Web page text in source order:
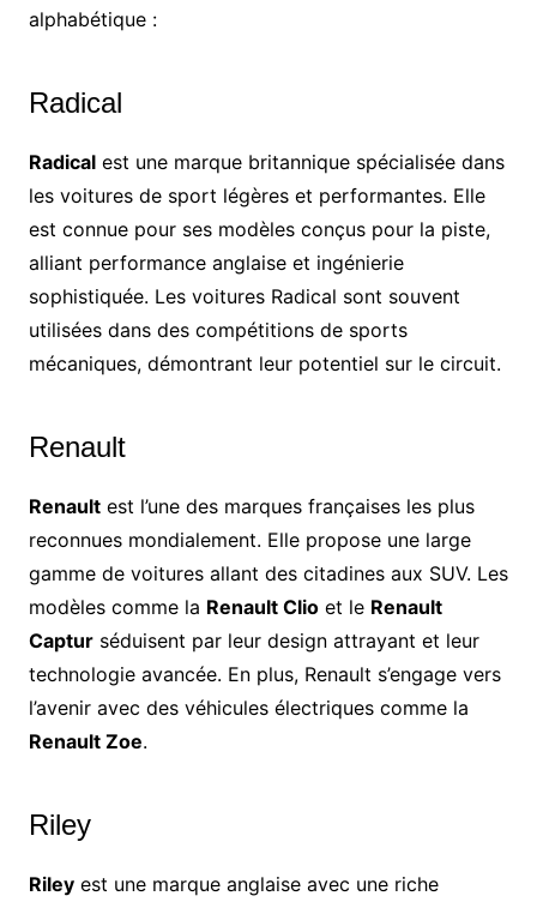
alphabétique :
Radical
Radicalest une marque britannique spécialisée dans
les voitures de sport légères et performantes. Elle
est connue pour ses modèles conçus pour la piste,
alliant performance anglaise et ingénierie
sophistiquée. Les voitures Radical sont souvent
utilisées dans des compétitions de sports
mécaniques, démontrant leur potentiel sur le circuit.
Renault
Renaultest l’une des marques françaises les plus
reconnues mondialement. Elle propose une large
gamme de voitures allant des citadines aux SUV. Les
modèles comme la Renault Clioet le Renault
Capturséduisent par leur design attrayant et leur
technologie avancée. En plus, Renault s’engage vers
l’avenir avec des véhicules électriques comme la
Renault Zoe.
Riley
Rileyest une marque anglaise avec une riche